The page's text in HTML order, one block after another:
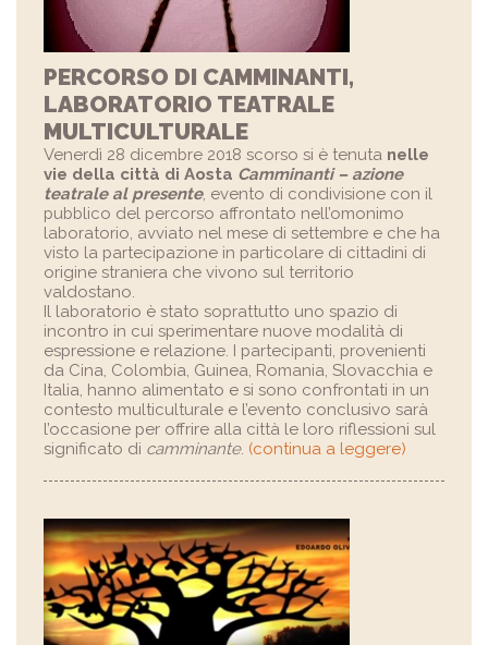
PERCORSO DI CAMMINANTI,
LABORATORIO TEATRALE
MULTICULTURALE
Venerdì 28 dicembre 2018 scorso si è tenuta nelle
vie della città di Aosta Camminanti – azione
teatrale al presente, evento di condivisione con il
pubblico del percorso affrontato nell’omonimo
laboratorio, avviato nel mese di settembre e che ha
visto la partecipazione in particolare di cittadini di
origine straniera che vivono sul territorio
valdostano.
Il laboratorio è stato soprattutto uno spazio di
incontro in cui sperimentare nuove modalità di
espressione e relazione. I partecipanti, provenienti
da Cina, Colombia, Guinea, Romania, Slovacchia e
Italia, hanno alimentato e si sono confrontati in un
contesto multiculturale e l’evento conclusivo sarà
l’occasione per offrire alla città le loro riflessioni sul
significato di camminante. (continua a leggere)